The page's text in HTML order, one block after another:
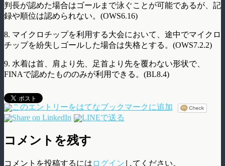
判長が認めた場合はゴールまで泳ぐことが可能であるが、記
録や順位は認められない。(OWS6.16)
8. マイクロチップを利用する大会において、途中でマイクロ
チップを紛失しゴールした場合は失格とする。(OWS7.2.2)
9. 水着は首、肩より先、足首より先を覆わない形状で、
FINAで認めたもののみが利用できる。(BL8.4)
コメントを残す
コメントを投稿するには ログイン してください。